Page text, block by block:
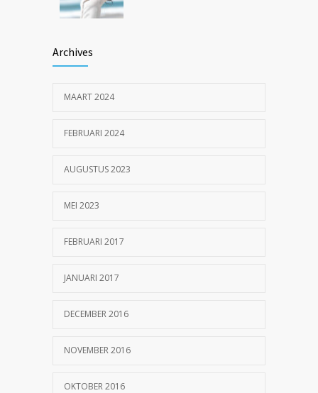
26 MEI 2023
Archives
MAART 2024
FEBRUARI 2024
AUGUSTUS 2023
MEI 2023
FEBRUARI 2017
JANUARI 2017
DECEMBER 2016
NOVEMBER 2016
OKTOBER 2016